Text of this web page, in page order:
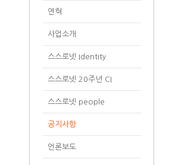
연혁
사업소개
스스로넷 Identity
스스로넷 20주년 CI
스스로넷 people
공지사항
언론보도